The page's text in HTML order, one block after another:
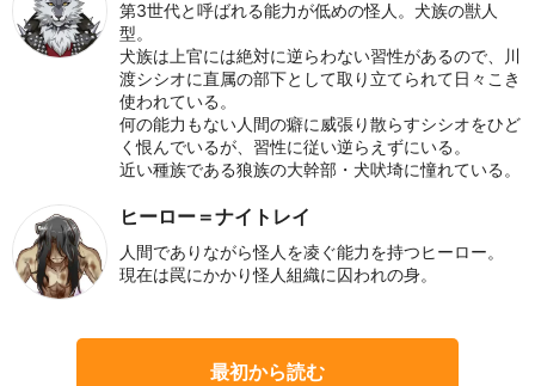
第3世代と呼ばれる能力が低めの怪人。犬族の獣人
型。
犬族は上官には絶対に逆らわない習性があるので、川
渡シシオに直属の部下として取り立てられて日々こき
使われている。
何の能力もない人間の癖に威張り散らすシシオをひど
く恨んでいるが、習性に従い逆らえずにいる。
近い種族である狼族の大幹部・犬吠埼に憧れている。
ヒーロー＝ナイトレイ
人間でありながら怪人を凌ぐ能力を持つヒーロー。
現在は罠にかかり怪人組織に囚われの身。
最初から読む